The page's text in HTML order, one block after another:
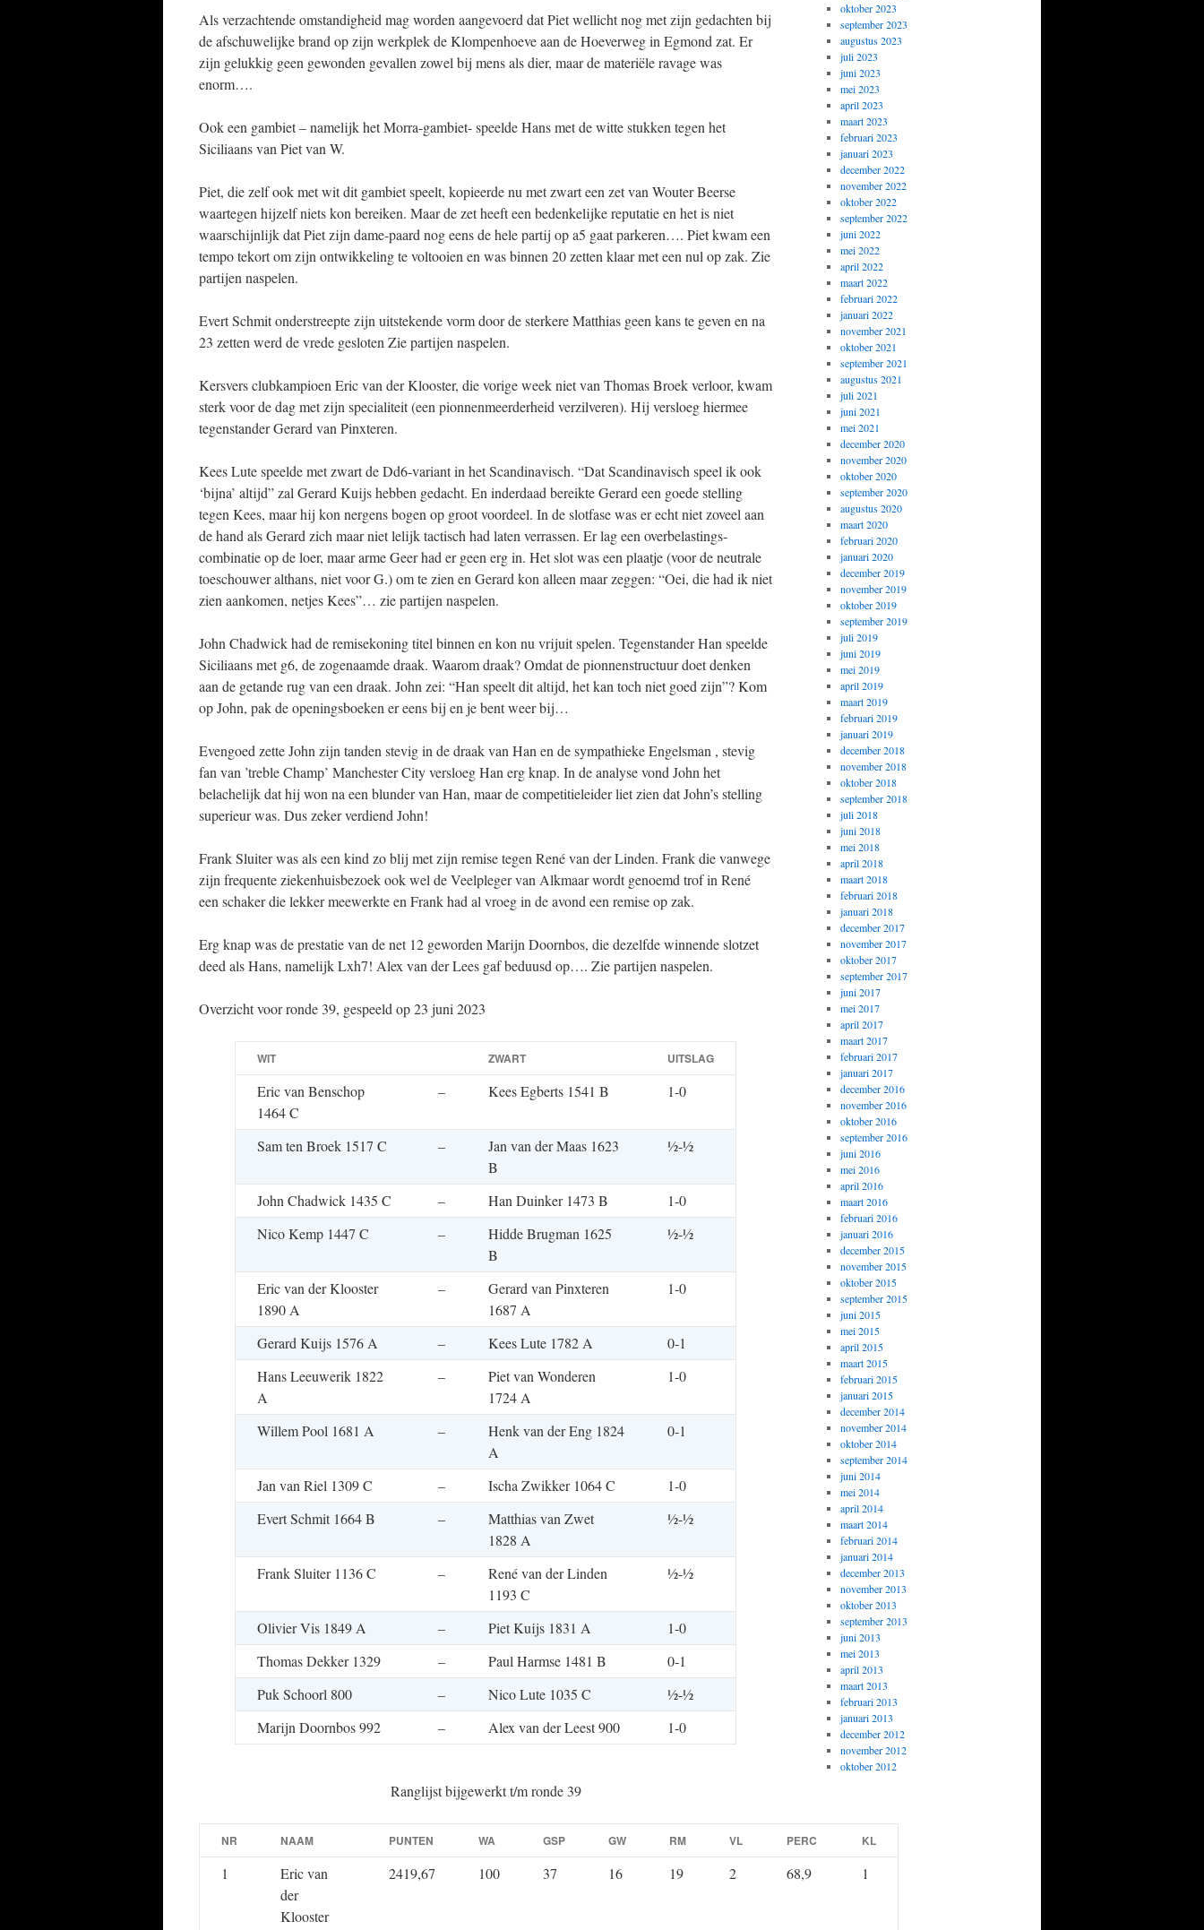
Als verzachtende omstandigheid mag worden aangevoerd dat Piet wellicht nog met zijn gedachten bij
de afschuwelijke brand op zijn werkplek de Klompenhoeve aan de Hoeverweg in Egmond zat. Er
zijn gelukkig geen gewonden gevallen zowel bij mens als dier, maar de materiële ravage was
enorm….
Ook een gambiet – namelijk het Morra-gambiet- speelde Hans met de witte stukken tegen het
Siciliaans van Piet van W.
Piet, die zelf ook met wit dit gambiet speelt, kopieerde nu met zwart een zet van Wouter Beerse
waartegen hijzelf niets kon bereiken. Maar de zet heeft een bedenkelijke reputatie en het is niet
waarschijnlijk dat Piet zijn dame-paard nog eens de hele partij op a5 gaat parkeren…. Piet kwam een
tempo tekort om zijn ontwikkeling te voltooien en was binnen 20 zetten klaar met een nul op zak. Zie
partijen naspelen.
Evert Schmit onderstreepte zijn uitstekende vorm door de sterkere Matthias geen kans te geven en na
23 zetten werd de vrede gesloten Zie partijen naspelen.
Kersvers clubkampioen Eric van der Klooster, die vorige week niet van Thomas Broek verloor, kwam
sterk voor de dag met zijn specialiteit (een pionnenmeerderheid verzilveren). Hij versloeg hiermee
tegenstander Gerard van Pinxteren.
Kees Lute speelde met zwart de Dd6-variant in het Scandinavisch. “Dat Scandinavisch speel ik ook
‘bijna’ altijd” zal Gerard Kuijs hebben gedacht. En inderdaad bereikte Gerard een goede stelling
tegen Kees, maar hij kon nergens bogen op groot voordeel. In de slotfase was er echt niet zoveel aan
de hand als Gerard zich maar niet lelijk tactisch had laten verrassen. Er lag een overbelastings-
combinatie op de loer, maar arme Geer had er geen erg in. Het slot was een plaatje (voor de neutrale
toeschouwer althans, niet voor G.) om te zien en Gerard kon alleen maar zeggen: “Oei, die had ik niet
zien aankomen, netjes Kees”… zie partijen naspelen.
John Chadwick had de remisekoning titel binnen en kon nu vrijuit spelen. Tegenstander Han speelde
Siciliaans met g6, de zogenaamde draak. Waarom draak? Omdat de pionnenstructuur doet denken
aan de getande rug van een draak. John zei: “Han speelt dit altijd, het kan toch niet goed zijn”? Kom
op John, pak de openingsboeken er eens bij en je bent weer bij…
Evengoed zette John zijn tanden stevig in de draak van Han en de sympathieke Engelsman , stevig
fan van ’treble Champ’ Manchester City versloeg Han erg knap. In de analyse vond John het
belachelijk dat hij won na een blunder van Han, maar de competitieleider liet zien dat John’s stelling
superieur was. Dus zeker verdiend John!
Frank Sluiter was als een kind zo blij met zijn remise tegen René van der Linden. Frank die vanwege
zijn frequente ziekenhuisbezoek ook wel de Veelpleger van Alkmaar wordt genoemd trof in René
een schaker die lekker meewerkte en Frank had al vroeg in de avond een remise op zak.
Erg knap was de prestatie van de net 12 geworden Marijn Doornbos, die dezelfde winnende slotzet
deed als Hans, namelijk Lxh7! Alex van der Lees gaf beduusd op…. Zie partijen naspelen.
Overzicht voor ronde 39, gespeeld op 23 juni 2023
WIT ZWART UITSLAG
Eric van Benschop
1464 C
– Kees Egberts 1541 B 1-0
Sam ten Broek 1517 C –
Jan van der Maas 1623
B
½-½
John Chadwick 1435 C – Han Duinker 1473 B
1-0
Nico Kemp 1447 C
–
Hidde Brugman 1625
B
½-½
Eric van der Klooster
1890 A
–
Gerard van Pinxteren
1687 A
1-0
Gerard Kuijs 1576 A – Kees Lute 1782 A
0-1
Hans Leeuwerik 1822
A
–
Piet van Wonderen
1724 A
1-0
Willem Pool 1681 A –
Henk van der Eng 1824
A
0-1
Jan van Riel 1309 C – Ischa Zwikker 1064 C
1-0
Evert Schmit 1664 B
–
Matthias van Zwet
1828 A
½-½
Frank Sluiter 1136 C –
René van der Linden
1193 C
½-½
Olivier Vis 1849 A – Piet Kuijs 1831 A
1-0
Thomas Dekker 1329
– Paul Harmse 1481 B
0-1
Puk Schoorl 800
– Nico Lute 1035 C
½-½
Marijn Doornbos 992
– Alex van der Leest 900 1-0
Ranglijst bijgewerkt t/m ronde 39
NR NAAM PUNTEN WA GSP GW RM VL PERC KL
1
Eric van
der
Klooster
2419,67 100 37 16 19 2 68,9 1
oktober 2023
september 2023
augustus 2023
juli 2023
juni 2023
mei 2023
april 2023
maart 2023
februari 2023
januari 2023
december 2022
november 2022
oktober 2022
september 2022
juni 2022
mei 2022
april 2022
maart 2022
februari 2022
januari 2022
november 2021
oktober 2021
september 2021
augustus 2021
juli 2021
juni 2021
mei 2021
december 2020
november 2020
oktober 2020
september 2020
augustus 2020
maart 2020
februari 2020
januari 2020
december 2019
november 2019
oktober 2019
september 2019
juli 2019
juni 2019
mei 2019
april 2019
maart 2019
februari 2019
januari 2019
december 2018
november 2018
oktober 2018
september 2018
juli 2018
juni 2018
mei 2018
april 2018
maart 2018
februari 2018
januari 2018
december 2017
november 2017
oktober 2017
september 2017
juni 2017
mei 2017
april 2017
maart 2017
februari 2017
januari 2017
december 2016
november 2016
oktober 2016
september 2016
juni 2016
mei 2016
april 2016
maart 2016
februari 2016
januari 2016
december 2015
november 2015
oktober 2015
september 2015
juni 2015
mei 2015
april 2015
maart 2015
februari 2015
januari 2015
december 2014
november 2014
oktober 2014
september 2014
juni 2014
mei 2014
april 2014
maart 2014
februari 2014
januari 2014
december 2013
november 2013
oktober 2013
september 2013
juni 2013
mei 2013
april 2013
maart 2013
februari 2013
januari 2013
december 2012
november 2012
oktober 2012